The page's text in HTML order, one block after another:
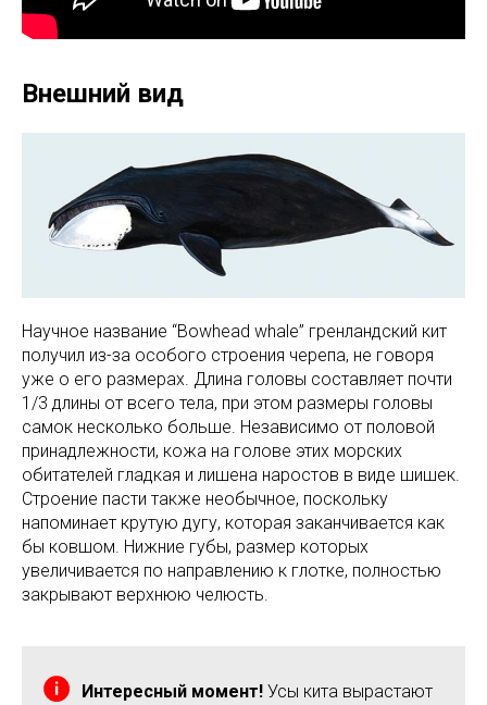
Внешний вид
Научное название “Bowhead whale” гренландский кит
получил из-за особого строения черепа, не говоря
уже о его размерах. Длина головы составляет почти
1/3 длины от всего тела, при этом размеры головы
самок несколько больше. Независимо от половой
принадлежности, кожа на голове этих морских
обитателей гладкая и лишена наростов в виде шишек.
Строение пасти также необычное, поскольку
напоминает крутую дугу, которая заканчивается как
бы ковшом. Нижние губы, размер которых
увеличивается по направлению к глотке, полностью
закрывают верхнюю челюсть.
Интересный момент! Усы кита вырастают